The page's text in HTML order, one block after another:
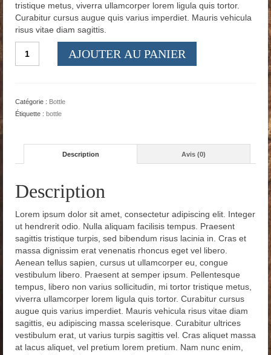
tristique metus, viverra ullamcorper lorem ligula quis tortor.
Curabitur cursus augue quis varius imperdiet. Mauris vehicula
risus vitae diam sagittis.
AJOUTER AU PANIER
Catégorie : Bottle
Étiquette : bottle
Description Avis (0)
Description
Lorem ipsum dolor sit amet, consectetur adipiscing elit. Integer
ut hendrerit odio. Nulla aliquam facilisis tempus. Praesent
sagittis tristique turpis, sed bibendum risus lacinia in. Cras et
massa dignissim erat venenatis rhoncus eget vel libero.
Aenean tellus sapien, cursus ut ullamcorper eu, congue
vestibulum libero. Praesent at semper ipsum. Pellentesque
tempus, libero non varius sollicitudin, mi tortor tristique metus,
viverra ullamcorper lorem ligula quis tortor. Curabitur cursus
augue quis varius imperdiet. Mauris vehicula risus vitae diam
sagittis, eu adipiscing massa scelerisque. Curabitur ultrices
vestibulum erat, ut varius turpis sagittis vel. Cras aliquet massa
at lacus aliquet, vel pretium lorem pretium. Nam nunc enim,